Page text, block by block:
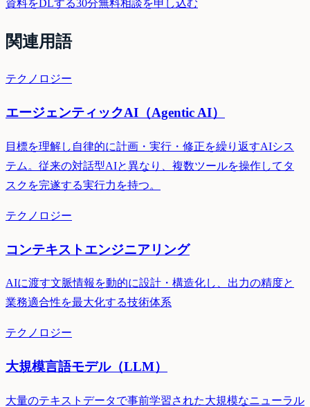
資料をDLする30分無料相談を申し込む
関連用語
テクノロジー
エージェンティックAI（Agentic AI）
目標を理解し自律的に計画・実行・修正を繰り返すAIシス
テム。従来の対話型AIと異なり、複数ツールを操作してタ
スクを完遂する実行力を持つ。
テクノロジー
コンテキストエンジニアリング
AIに渡す文脈情報を動的に設計・構造化し、出力の精度と
業務適合性を最大化する技術体系
テクノロジー
大規模言語モデル（LLM）
大量のテキストデータで事前学習された大規模なニューラル